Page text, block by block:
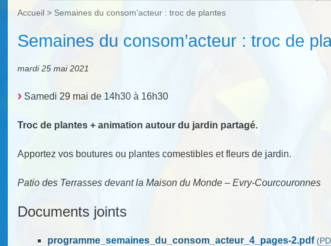
Accueil > Semaines du consom’acteur : troc de plantes
Semaines du consom’acteur : troc de
mardi 25 mai 2021
Samedi 29 mai de 14h30 à 16h30
Troc de plantes + animation autour du jardin partagé.
Apportez vos boutures ou plantes comestibles et fleurs de jardin.
Patio des Terrasses devant la Maison du Monde – Evry-Courcouronnes
Documents joints
programme_semaines_du_consom_acteur_4_pages-2.pdf (